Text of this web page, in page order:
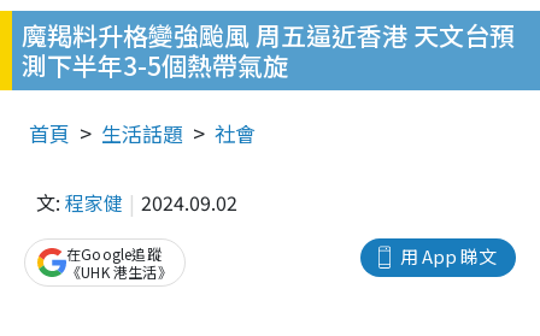
魔羯料升格變強颱風 周五逼近香港 天文台預
測下半年3-5個熱帶氣旋
首頁 生活話題 社會
文: 程家健 2024.09.02
用 App 睇文
在Google追蹤
《UHK 港生活》